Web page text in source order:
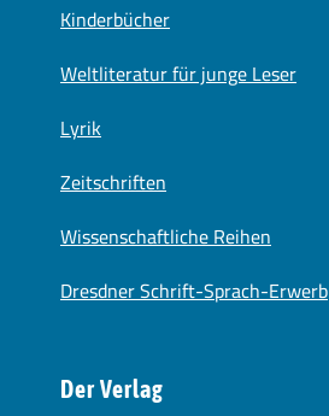
Kinderbücher
Weltliteratur für junge Leser
Lyrik
Zeitschriften
Wissenschaftliche Reihen
Dresdner Schrift-Sprach-Erwerb
Der Verlag